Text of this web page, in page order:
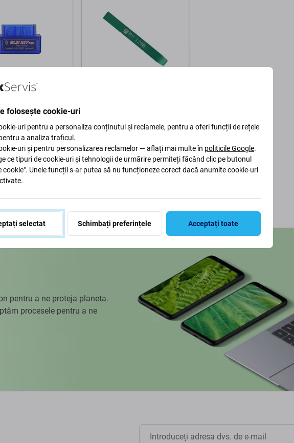
Auto
8 buc
În coș
plasticelor din interior
COMANDĂ ÎN AȘTEPTARE
pentru a ne proteja planeta.
procesele pentru a ne
folosește cookie-uri
uri pentru a personaliza conținutul și reclamele, pentru a oferi funcții de rețele
a analiza traficul.
uri și pentru personalizarea reclamelor — aflați mai multe în politicile Google.
ce tipuri de cookie-uri și tehnologii de urmărire permiteți făcând clic pe butonul
cookie". Unele funcții s-ar putea să nu funcționeze corect dacă anumite cookie-uri
selectat Schimbați preferințele Acceptați toate